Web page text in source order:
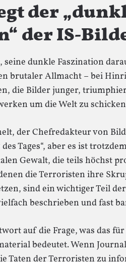
der
der IS-
seine dunkle Faszination
brutaler Allmacht – bei
die Bilder junger,
um die Welt zu
der Chefredakteur von
Tages“, aber es ist
Gewalt, die teils höchst
die Terroristen ihre
sind ein wichtiger Teil
beschrieben und fast
auf die Frage, was das
bedeutet. Wenn
Taten der Terroristen zu